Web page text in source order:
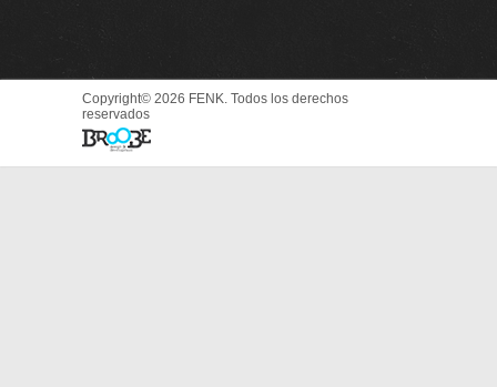
Copyright© 2026 FENK. Todos los derechos
reservados